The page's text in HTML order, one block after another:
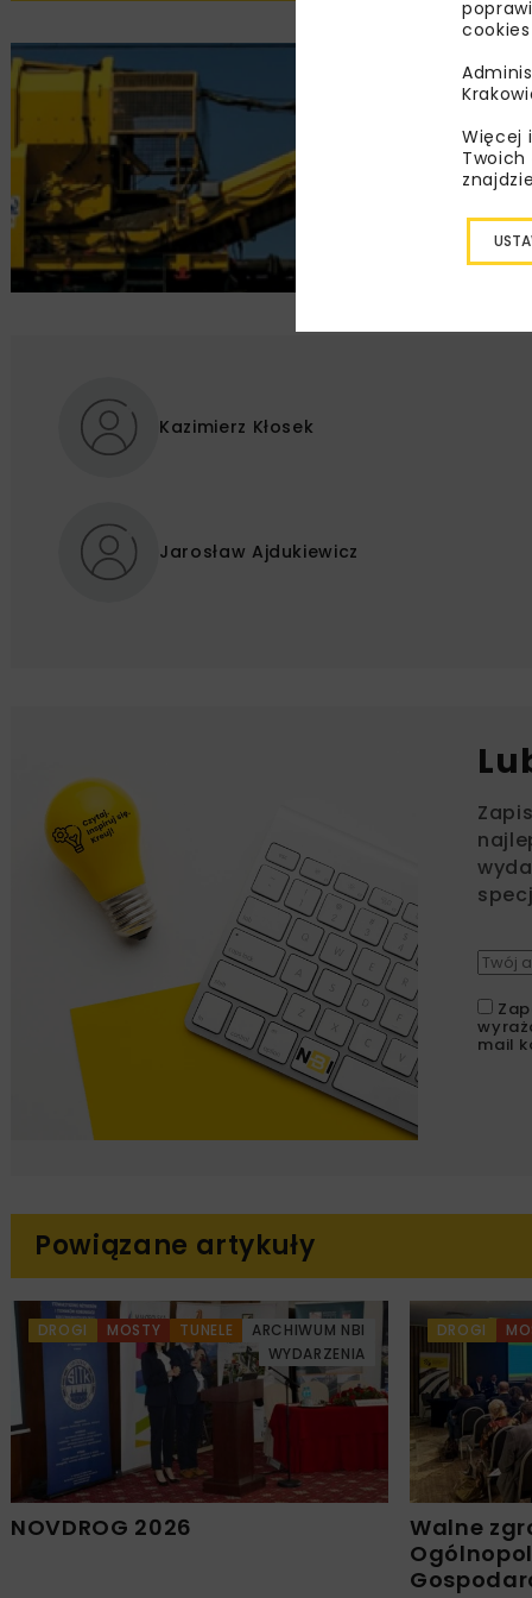
Kazimierz Kłosek
Jarosław Ajdukiewicz
mail
Powiązane artykuły
DROGI MOSTY TUNELE
ARCHIWUM NBI
WYDARZENIA
NOVDROG 2026
DROGI
Walne
Więcej